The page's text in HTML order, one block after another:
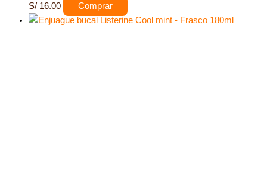
S/ 16.00 Comprar